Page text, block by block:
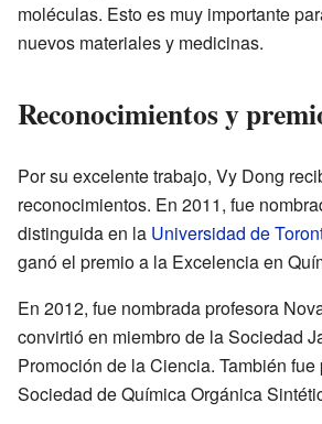
moléculas. Esto es muy importante
nuevos materiales y medicinas.
Reconocimientos y
Por su excelente trabajo, Vy Dong
reconocimientos. En 2011, fue
distinguida en la Universidad de
ganó el premio a la Excelencia en
En 2012, fue nombrada profesora
convirtió en miembro de la Sociedad
Promoción de la Ciencia. También
Sociedad de Química Orgánica